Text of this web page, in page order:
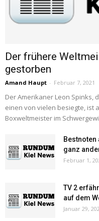
Der frühere
gestorben
Amand Haupt - Februar 7, 2021
Der Amerikaner Leon Spinks,
einen von vielen besiegte, ist
Boxweltmeister im
Bestnoten
ganz
Februar 1,
TV 2
auf dem
Januar 29,